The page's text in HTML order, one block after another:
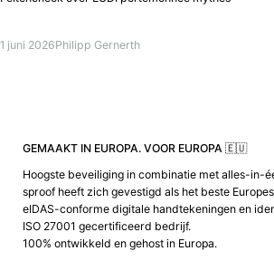
1 juni 2026Philipp Gernerth
GEMAAKT IN EUROPA. VOOR EUROPA 🇪🇺
Hoogste beveiliging in combinatie met alles-in-
sproof heeft zich gevestigd als het beste
eIDAS-conforme digitale handtekeningen en
ISO 27001 gecertificeerd bedrijf.
100% ontwikkeld en gehost in Europa.